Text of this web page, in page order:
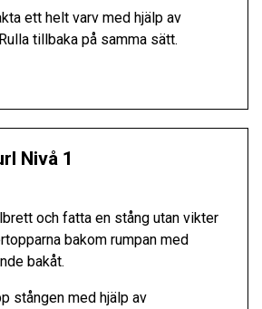
ett helt varv med hjälp av
tillbaka på samma sätt.
Nivå 1
och fatta en stång utan vikter
bakom rumpan med
bakåt.
stången med hjälp av